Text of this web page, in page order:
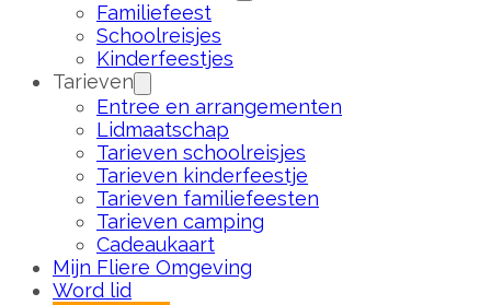
Familiefeest
Schoolreisjes
Kinderfeestjes
Tarieven
Entree en arrangementen
Lidmaatschap
Tarieven schoolreisjes
Tarieven kinderfeestje
Tarieven familiefeesten
Tarieven camping
Cadeaukaart
Mijn Fliere Omgeving
Word lid